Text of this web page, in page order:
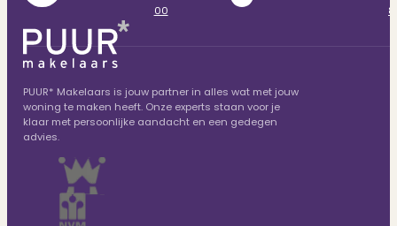
00
PUUR* Makelaars is jouw partner in alles wat met jouw
woning te maken heeft. Onze experts staan voor je
klaar met persoonlijke aandacht en een gedegen
advies.